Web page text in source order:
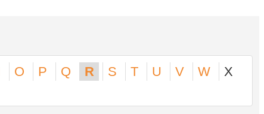
O P Q R S T U V W
X